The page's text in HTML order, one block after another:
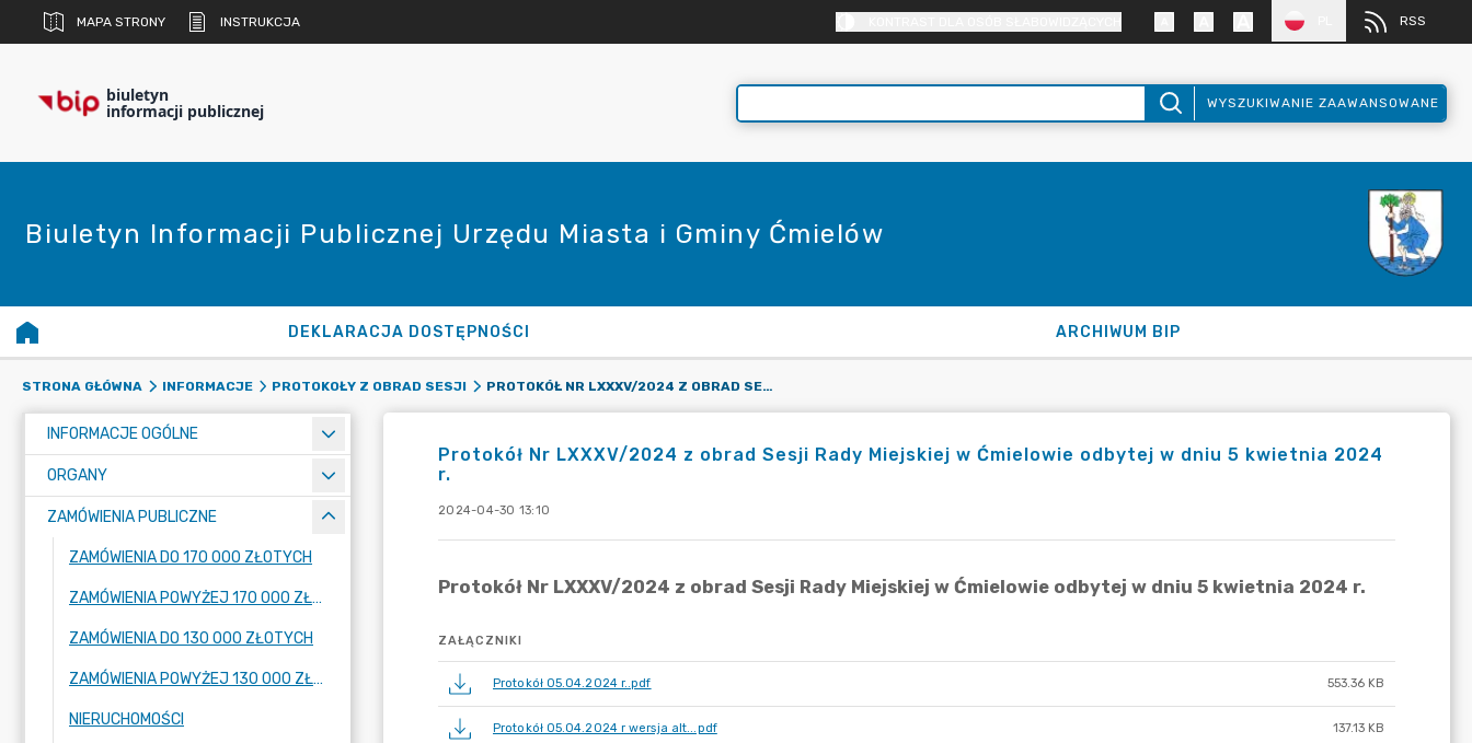
MAPA STRONY INSTRUKCJA RSS
biuletyn
informacji publicznej WYSZUKIWANIE ZAAWANSOWANE
Biuletyn Informacji Publicznej Urzędu Miasta i Gminy Ćmielów
DEKLARACJA DOSTĘPNOŚCI ARCHIWUM BIP
STRONA GŁÓWNA INFORMACJE PROTOKOŁY Z OBRAD SESJI PROTOKÓŁ NR LXXXV/2024 Z OBRAD SESJI RADY MIEJSKIEJ W ĆMIELOWIE ODBYTEJ W DNIU 5 KWIETNIA 2024 R.
INFORMACJE OGÓLNE
ORGANY
ZAMÓWIENIA PUBLICZNE
ZAMÓWIENIA DO 170 000 ZŁOTYCH
ZAMÓWIENIA POWYŻEJ 170 000 ZŁOTYCH
ZAMÓWIENIA DO 130 000 ZŁOTYCH
ZAMÓWIENIA POWYŻEJ 130 000 ZŁOTYCH
NIERUCHOMOŚCI
Protokół Nr LXXXV/2024 z obrad Sesji Rady Miejskiej w Ćmielowie odbytej w dniu 5 kwietnia 2024
r.
2024-04-30 13:10
ZAŁĄCZNIKI
Protokół 05.04.2024 r..pdf 553.36 KB
Protokół 05.04.2024 r wersja alt...pdf 137.13 KB